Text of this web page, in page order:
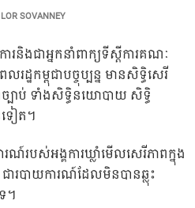
LOR SOVANNEY
រ​និង​ជា​អ្នកនាំពាក្យ​ទីស្ដីការ​គណៈ​​
រដ្ឋ​កម្ពុជា​បច្ចុប្បន្ន មាន​សិទ្ធិសេរី
បាប់ ទាំង​សិទ្ធិ​នយោបាយ សិទ្ធិ​​
ទៀត​។​
ណ៍​របស់​អង្គការ​ឃ្លាំមើល​សេរីភាព​ក្នុង​
របាយការណ៍​ដែល​មិនបាន​ឆ្លុះ
។​